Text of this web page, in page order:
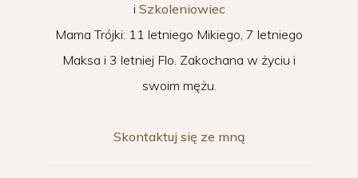
i Szkoleniowiec
Mama Trójki: 11 letniego Mikiego, 7 letniego
Maksa i 3 letniej Flo. Zakochana w życiu i
swoim mężu.
Skontaktuj się ze mną